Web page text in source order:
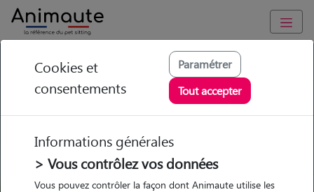
GARDE ANIMAUX à Pujaut : Garde chien et chat en famille ou
à domicile, visites et promenades
Trouvez une garde animaux à
Pujaut
Parmi nos 2 pet-sitters à Pujaut
Cookies et
consentements
Paramétrer
Tout accepter
Informations générales
> Vous contrôlez vos données
Vous pouvez contrôler la façon dont Animaute utilise les